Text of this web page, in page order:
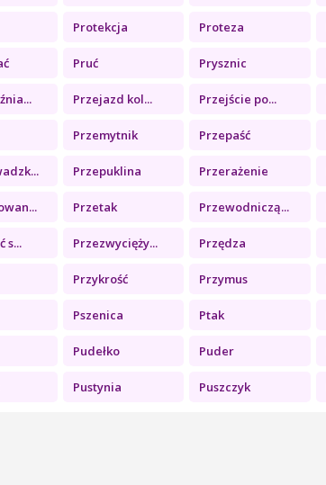
Protekcja Proteza
Pruć Prysznic
Przejazd kol... Przejście po...
Przemytnik Przepaść
Przepuklina Przerażenie
Przetak Przewodniczą...
s... Przezwycięży... Przędza
Przykrość Przymus
Pszenica Ptak
Pudełko Puder
Pustynia Puszczyk